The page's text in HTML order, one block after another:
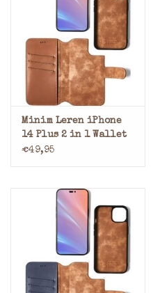
Minim Leren iPhone
14 Plus 2 in 1 Wallet
Case Cognac
€49,95